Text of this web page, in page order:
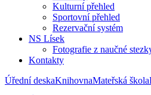
Kulturní přehled
Sportovní přehled
Rezervační systém
NS Lísek
Fotografie z naučné
Kontakty
Úřední deskaKnihovnaMateřská škola